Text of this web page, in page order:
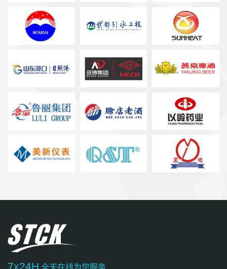
7x24H 全天在线为您服务